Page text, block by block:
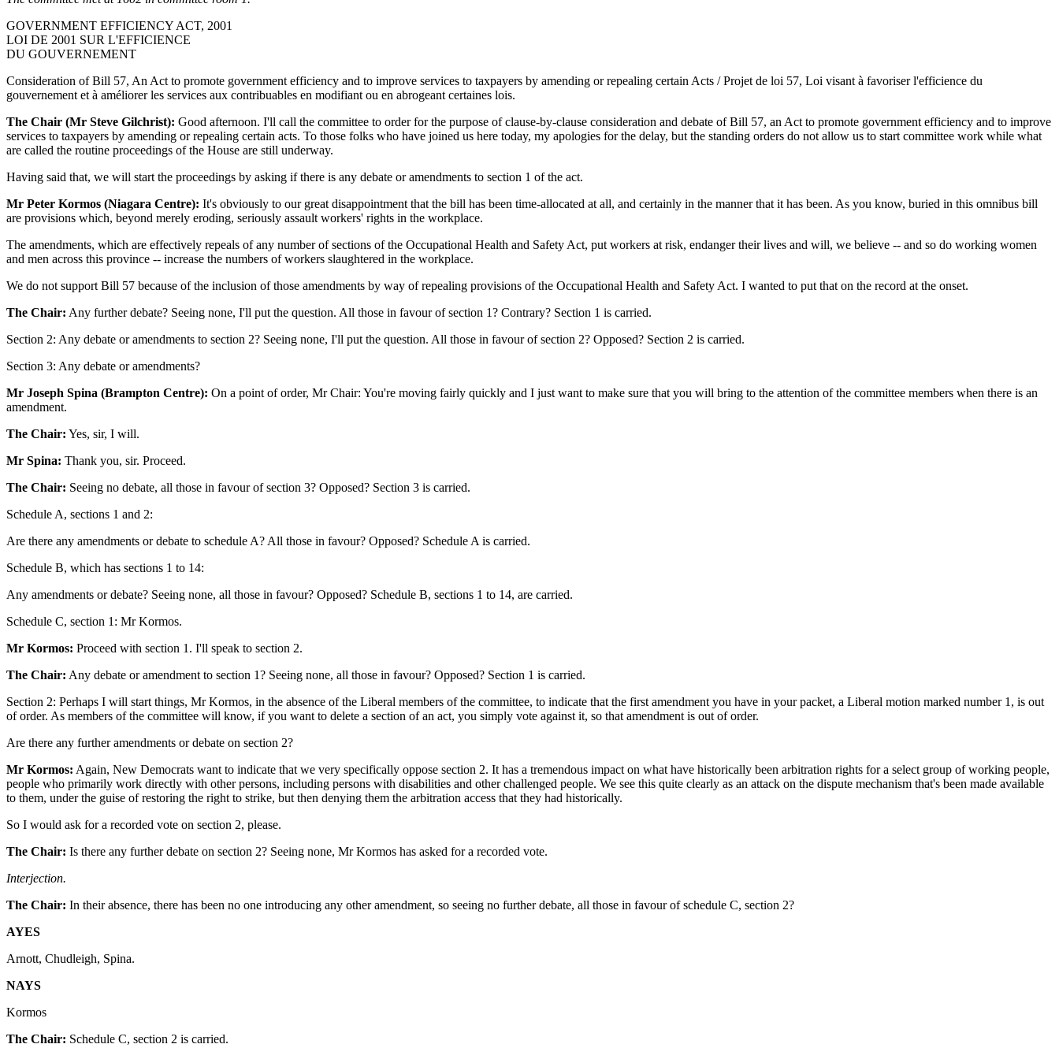
GOVERNMENT EFFICIENCY ACT, 2001
LOI DE 2001 SUR L'EFFICIENCE
DU GOUVERNEMENT
Consideration of Bill 57, An Act to promote government efficiency and to improve services to taxpayers by amending or repealing certain Acts / Projet de loi 57, Loi visant à favoriser l'efficience du
gouvernement et à améliorer les services aux contribuables en modifiant ou en abrogeant certaines lois.
The Chair (Mr Steve Gilchrist): Good afternoon. I'll call the committee to order for the purpose of clause-by-clause consideration and debate of Bill 57, an Act to promote government efficiency and to improve
services to taxpayers by amending or repealing certain acts. To those folks who have joined us here today, my apologies for the delay, but the standing orders do not allow us to start committee work while what
are called the routine proceedings of the House are still underway.
Having said that, we will start the proceedings by asking if there is any debate or amendments to section 1 of the act.
Mr Peter Kormos (Niagara Centre): It's obviously to our great disappointment that the bill has been time-allocated at all, and certainly in the manner that it has been. As you know, buried in this omnibus bill
are provisions which, beyond merely eroding, seriously assault workers' rights in the workplace.
The amendments, which are effectively repeals of any number of sections of the Occupational Health and Safety Act, put workers at risk, endanger their lives and will, we believe -- and so do working women
and men across this province -- increase the numbers of workers slaughtered in the workplace.
We do not support Bill 57 because of the inclusion of those amendments by way of repealing provisions of the Occupational Health and Safety Act. I wanted to put that on the record at the onset.
The Chair: Any further debate? Seeing none, I'll put the question. All those in favour of section 1? Contrary? Section 1 is carried.
Section 2: Any debate or amendments to section 2? Seeing none, I'll put the question. All those in favour of section 2? Opposed? Section 2 is carried.
Section 3: Any debate or amendments?
Mr Joseph Spina (Brampton Centre): On a point of order, Mr Chair: You're moving fairly quickly and I just want to make sure that you will bring to the attention of the committee members when there is an
amendment.
The Chair: Yes, sir, I will.
Mr Spina: Thank you, sir. Proceed.
The Chair: Seeing no debate, all those in favour of section 3? Opposed? Section 3 is carried.
Schedule A, sections 1 and 2:
Are there any amendments or debate to schedule A? All those in favour? Opposed? Schedule A is carried.
Schedule B, which has sections 1 to 14:
Any amendments or debate? Seeing none, all those in favour? Opposed? Schedule B, sections 1 to 14, are carried.
Schedule C, section 1: Mr Kormos.
Mr Kormos: Proceed with section 1. I'll speak to section 2.
The Chair: Any debate or amendment to section 1? Seeing none, all those in favour? Opposed? Section 1 is carried.
Section 2: Perhaps I will start things, Mr Kormos, in the absence of the Liberal members of the committee, to indicate that the first amendment you have in your packet, a Liberal motion marked number 1, is out
of order. As members of the committee will know, if you want to delete a section of an act, you simply vote against it, so that amendment is out of order.
Are there any further amendments or debate on section 2?
Mr Kormos: Again, New Democrats want to indicate that we very specifically oppose section 2. It has a tremendous impact on what have historically been arbitration rights for a select group of working people,
people who primarily work directly with other persons, including persons with disabilities and other challenged people. We see this quite clearly as an attack on the dispute mechanism that's been made available
to them, under the guise of restoring the right to strike, but then denying them the arbitration access that they had historically.
So I would ask for a recorded vote on section 2, please.
The Chair: Is there any further debate on section 2? Seeing none, Mr Kormos has asked for a recorded vote.
Interjection.
The Chair: In their absence, there has been no one introducing any other amendment, so seeing no further debate, all those in favour of schedule C, section 2?
AYES
Arnott, Chudleigh, Spina.
NAYS
Kormos
The Chair: Schedule C, section 2 is carried.